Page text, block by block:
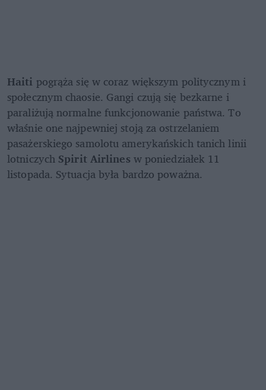
Haiti pogrąża się w coraz większym politycznym i
społecznym chaosie. Gangi czują się bezkarne i
paraliżują normalne funkcjonowanie państwa. To
właśnie one najpewniej stoją za ostrzelaniem
pasażerskiego samolotu amerykańskich tanich linii
lotniczych Spirit Airlines w poniedziałek 11
listopada. Sytuacja była bardzo poważna.